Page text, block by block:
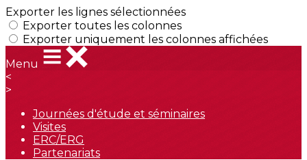
Exporter les lignes sélectionnées
Exporter toutes les colonnes
Exporter uniquement les colonnes affichées
Menu
<
>
Journées d'étude et séminaires
Visites
ERC/ERG
Partenariats